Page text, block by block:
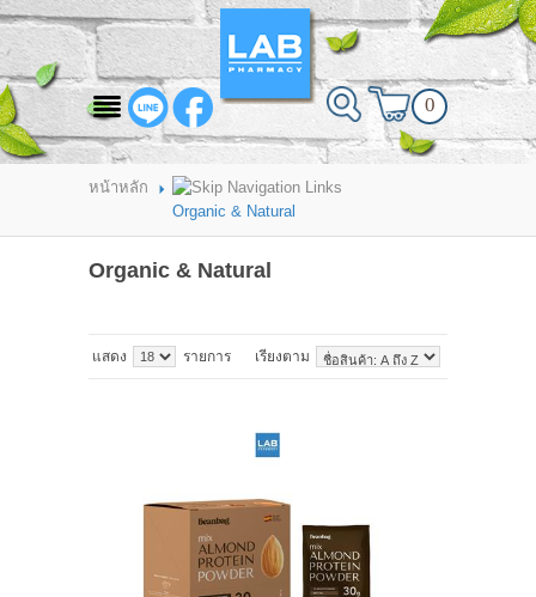
สินค้าที่สนใจ
HOME
ABOUT LAB PHARMACY
PRODUCT
BRANDS
HOW TO ORDER
0
หน้าหลัก
Organic & Natural
Organic & Natural
เรียงตาม
แสดง รายการ